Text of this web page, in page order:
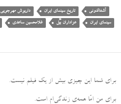
آشغالدونی تاریخ سینمای ایران داریوش مهرجویی
سینمای ایران عزاداران بَیَل غلامحسین ساعدی
برای شما این چیزی بیش از یک فیلم نیست.
برای من امّا همه‌ی زندگی‌ام است.